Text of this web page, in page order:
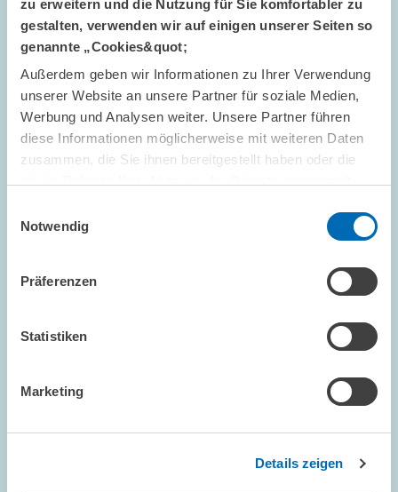
zu erweitern und die Nutzung für Sie komfortabler zu
gestalten, verwenden wir auf einigen unserer Seiten so
genannte „Cookies&quot;
Außerdem geben wir Informationen zu Ihrer Verwendung
unserer Website an unsere Partner für soziale Medien,
Werbung und Analysen weiter. Unsere Partner führen
diese Informationen möglicherweise mit weiteren Daten
zusammen, die Sie ihnen bereitgestellt haben oder die
Notwendig
Präferenzen
Statistiken
Marketing
Details zeigen
STANDPUNKT // 22.04.2025
Eine Strategie, die Innovation und Resilienz
gemeinsam denkt // Standpunkt von Hanna
Hottenrott und Achim Wambach
GESCHÄFTSFÜHRUNG
WETTBEWERBSFÄHIGKEIT
EUROPAPOLITIK
vergrößerter